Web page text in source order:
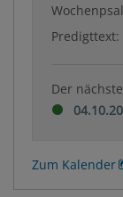
Predigttext:
Der
Zum Kalender